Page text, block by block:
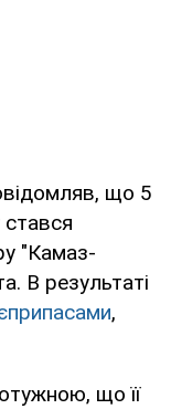
що 5
"Камаз-
В результаті
,
що її